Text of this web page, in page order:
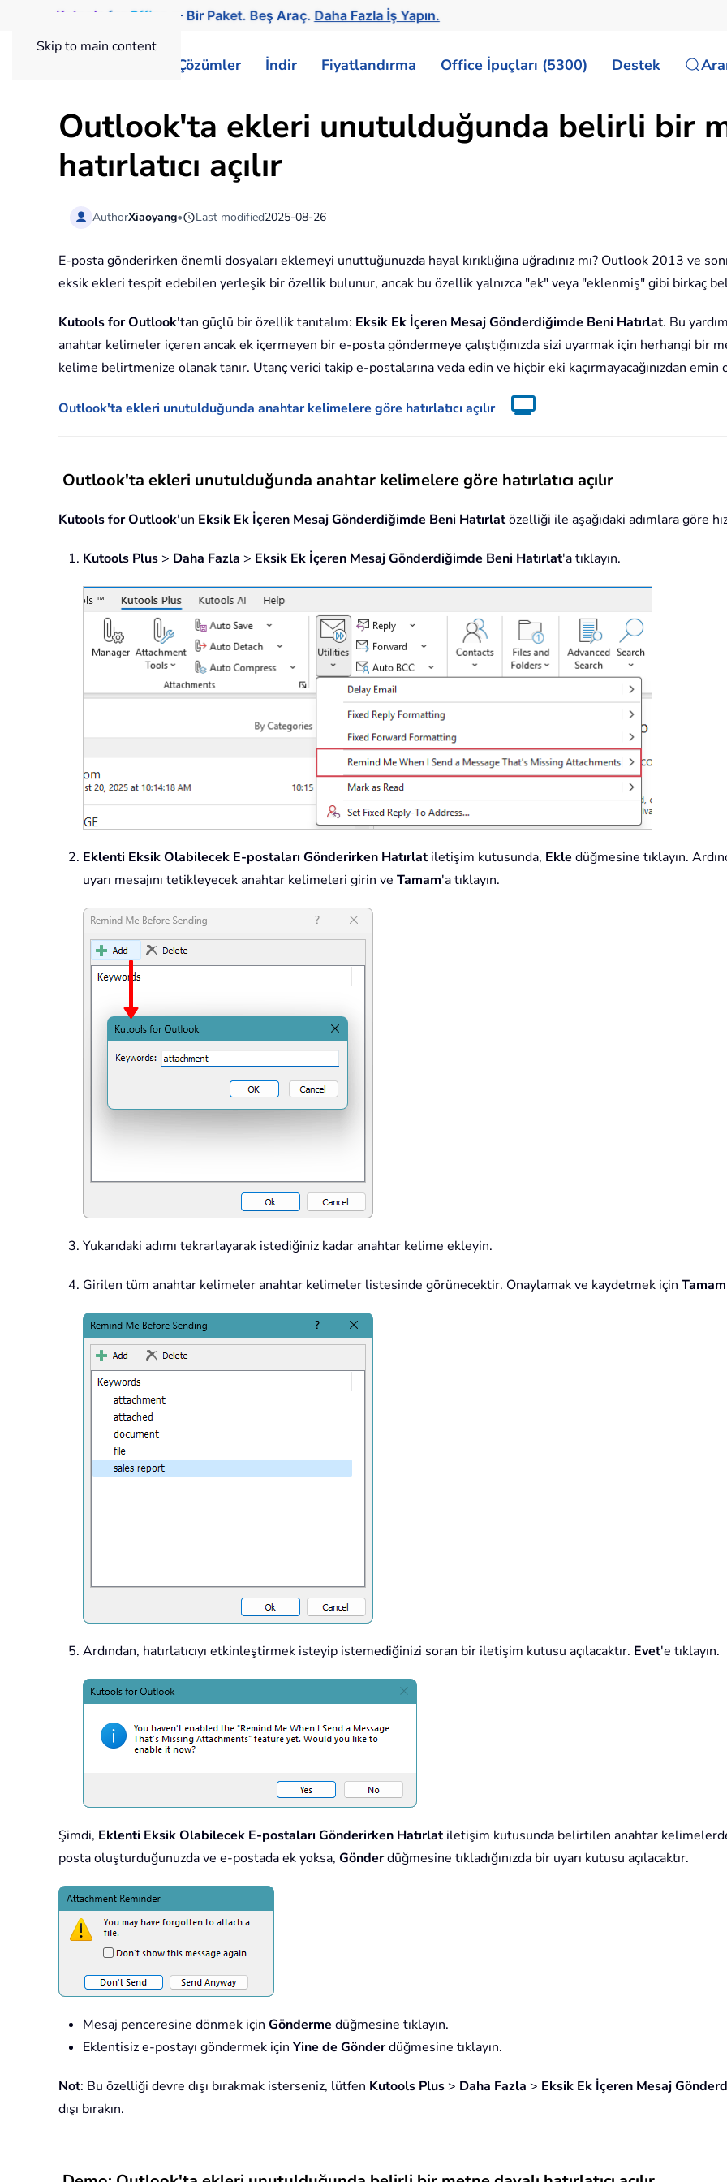
Skip to main content
Kutools for Office — Bir Paket. Beş Araç.Daha Fazla İş Yapın.
Çözümler İndir Fiyatlandırma Office İpuçları (5300) Destek
Outlook'ta ekleri unutulduğunda belirli bir
hatırlatıcı açılır
AuthorXiaoyang• Last modified2025-08-26
E-posta gönderirken önemli dosyaları eklemeyi unuttuğunuzda hayal kırıklığına uğradınız mı? Outlook 2013 ve
eksik ekleri tespit edebilen yerleşik bir özellik bulunur, ancak bu özellik yalnızca "ek" veya "eklenmiş" gibi birkaç
Kutools for Outlook'tan güçlü bir özellik tanıtalım: Eksik Ek İçeren Mesaj Gönderdiğimde Beni Hatırlat. Bu
anahtar kelimeler içeren ancak ek içermeyen bir e-posta göndermeye çalıştığınızda sizi uyarmak için herhangi bir
kelime belirtmenize olanak tanır. Utanç verici takip e-postalarına veda edin ve hiçbir eki kaçırmayacağınızdan emin
Outlook'ta ekleri unutulduğunda anahtar kelimelere göre hatırlatıcı açılır
Outlook'ta ekleri unutulduğunda anahtar kelimelere göre hatırlatıcı açılır
Kutools for Outlook'un Eksik Ek İçeren Mesaj Gönderdiğimde Beni Hatırlatözelliği ile aşağıdaki adımlara göre
Kutools Plus > Daha Fazla > Eksik Ek İçeren Mesaj Gönderdiğimde Beni Hatırlat'a tıklayın.
Eklenti Eksik Olabilecek E-postaları Gönderirken Hatırlatiletişim kutusunda, Ekle düğmesine tıklayın.
uyarı mesajını tetikleyecek anahtar kelimeleri girin ve Tamam'a tıklayın.
Yukarıdaki adımı tekrarlayarak istediğiniz kadar anahtar kelime ekleyin.
Girilen tüm anahtar kelimeler anahtar kelimeler listesinde görünecektir. Onaylamak ve kaydetmek için Tamam
Ardından, hatırlatıcıyı etkinleştirmek isteyip istemediğinizi soran bir iletişim kutusu açılacaktır. Evet'e tıklayın.
Şimdi, Eklenti Eksik Olabilecek E-postaları Gönderirken Hatırlatiletişim kutusunda belirtilen anahtar
posta oluşturduğunuzda ve e-postada ek yoksa, Gönderdüğmesine tıkladığınızda bir uyarı kutusu açılacaktır.
Mesaj penceresine dönmek için Gönderme düğmesine tıklayın.
Eklentisiz e-postayı göndermek için Yine de Gönderdüğmesine tıklayın.
Not: Bu özelliği devre dışı bırakmak isterseniz, lütfen Kutools Plus > Daha Fazla > Eksik Ek İçeren Mesaj
dışı bırakın.